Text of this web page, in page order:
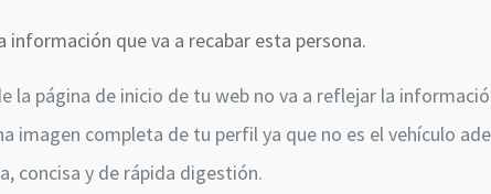
información que va a recabar esta persona.
la página de inicio de tu web no va a reflejar la
imagen completa de tu perfil ya que no es el vehículo
concisa y de rápida digestión.